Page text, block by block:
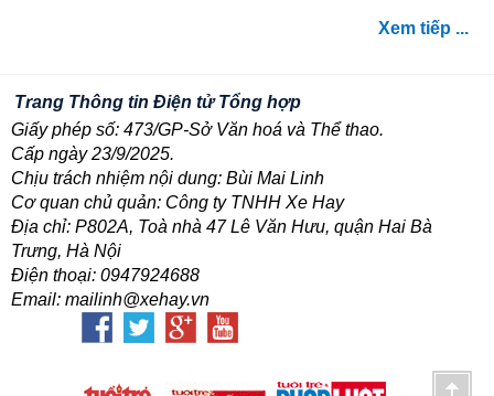
Xem tiếp ...
Trang Thông tin Điện tử Tổng hợp
Giấy phép số: 473/GP-Sở Văn hoá và Thể thao.
Cấp ngày 23/9/2025.
Chịu trách nhiệm nội dung: Bùi Mai Linh
Cơ quan chủ quản: Công ty TNHH Xe Hay
Địa chỉ: P802A, Toà nhà 47 Lê Văn Hưu, quận Hai Bà
Trưng, Hà Nội
Điện thoại: 0947924688
Email: mailinh@xehay.vn